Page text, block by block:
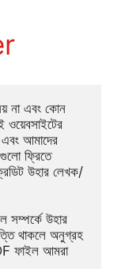
না এবং কোন
ওয়েবসাইটের
আমাদের
ফ্রিতে
উহার লেখক/
থাকলে অনুগ্রহ
ফাইল আমরা